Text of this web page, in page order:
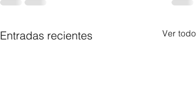
Entradas recientes Ver todo